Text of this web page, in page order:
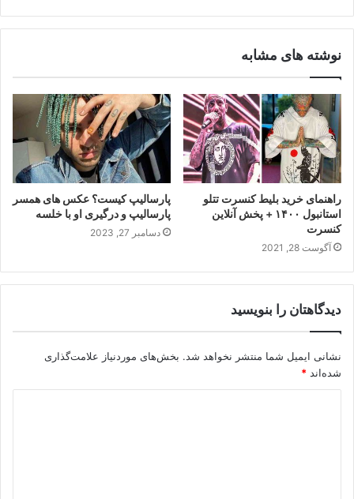
نوشته های مشابه
راهنمای خرید بلیط کنسرت تتلو
استانبول ۱۴۰۰ + پخش آنلاین
کنسرت
آگوست 28, 2021
پارسالیپ کیست؟ عکس های همسر
پارسالیپ و درگیری او با خلسه
دسامبر 27, 2023
دیدگاهتان را بنویسید
نشانی ایمیل شما منتشر نخواهد شد. بخش‌های موردنیاز علامت‌گذاری
شده‌اند *